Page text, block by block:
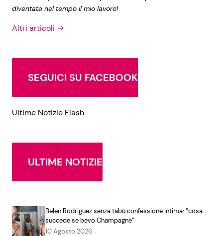
diventata nel tempo il mio lavoro!
Altri articoli →
SEGUICI SU FACEBOOK
Ultime Notizie Flash
ULTIME NOTIZIE
Belen Rodriguez senza tabù confessione intima: “cosa
succede se bevo Champagne”
10 Agosto 2026